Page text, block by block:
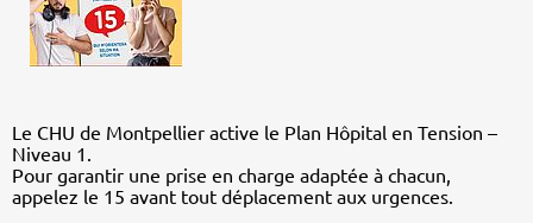
Le CHU de Montpellier active le Plan Hôpital en Tension –
Niveau 1.
Pour garantir une prise en charge adaptée à chacun,
appelez le 15 avant tout déplacement aux urgences.